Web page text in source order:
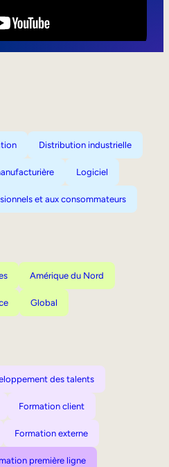
Distribution industrielle
Logiciel
et aux consommateurs
Amérique du Nord
Global
des talents
Formation client
Formation externe
première ligne